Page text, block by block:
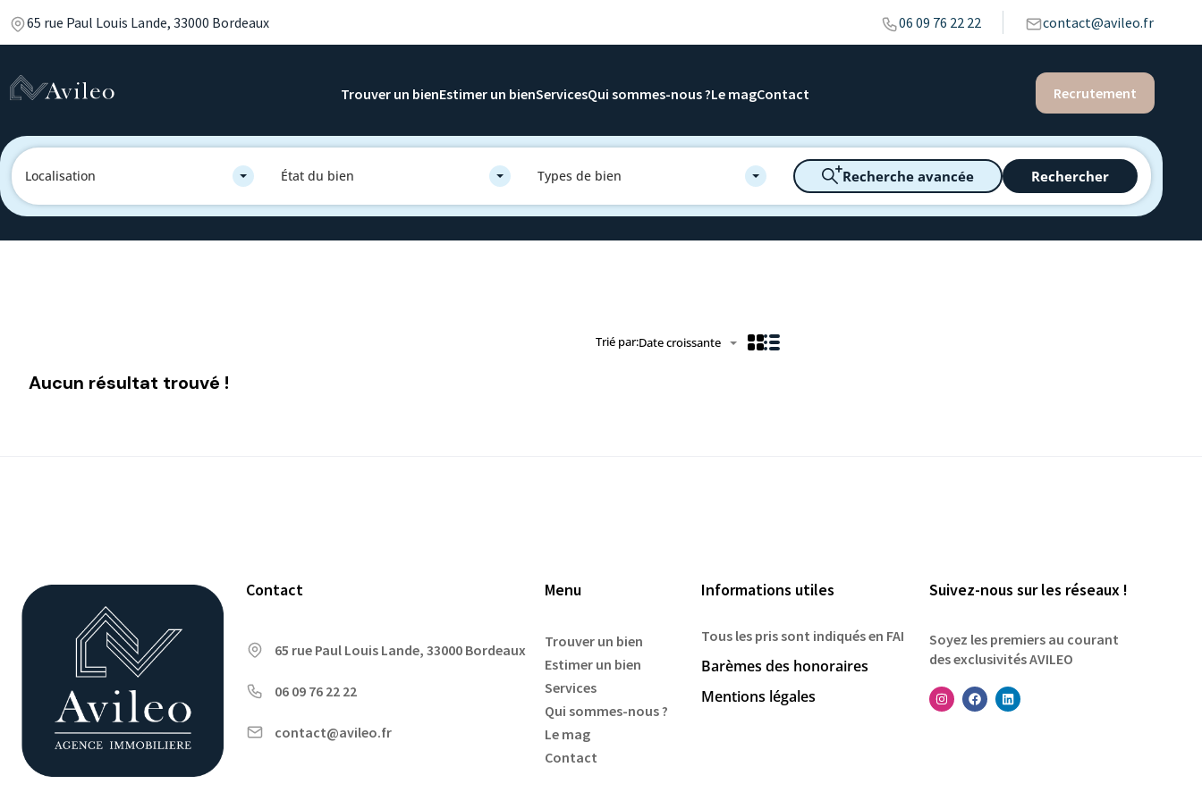
65 rue Paul Louis Lande, 33000 Bordeaux 06 09 76 22 22 contact@avileo.fr
Trouver un bienEstimer un bienServicesQui sommes-nous ?Le magContact Recrutement
Localisation État du bien Types de bien Recherche avancée Rechercher
Trié par:Date croissante
Aucun résultat trouvé !
Contact
65 rue Paul Louis Lande, 33000 Bordeaux
06 09 76 22 22
contact@avileo.fr
Menu
Trouver un bien
Estimer un bien
Services
Qui sommes-nous ?
Le mag
Contact
Informations utiles
Tous les pris sont indiqués en FAI
Barèmes des honoraires
Mentions légales
Suivez-nous sur les réseaux !
Soyez les premiers au courant
des exclusivités AVILEO